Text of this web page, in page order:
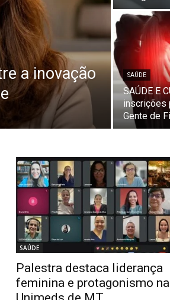
a inovação
SAÚDE
SAÚDE E
inscrições
Gente de
SAÚDE
Palestra destaca liderança
feminina e protagonismo